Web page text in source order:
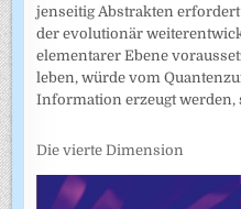
jenseitig Abstrakten
der evolutionär
elementarer Ebene
leben, würde vom
Information erzeugt werden,
Die vierte Dimension